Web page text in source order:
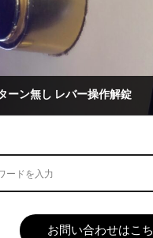
ーン無し レバー操作解錠
お問い合わせはこ